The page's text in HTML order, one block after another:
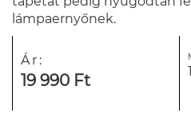
lámpaernyőnek.
Ár:
19 990 Ft